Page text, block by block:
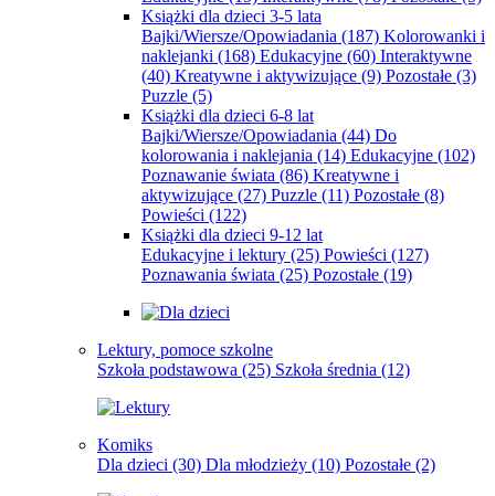
Książki dla dzieci 3-5 lata
Bajki/Wiersze/Opowiadania (187) Kolorowanki i
naklejanki (168) Edukacyjne (60) Interaktywne
(40) Kreatywne i aktywizujące (9) Pozostałe (3)
Puzzle (5)
Książki dla dzieci 6-8 lat
Bajki/Wiersze/Opowiadania (44) Do
kolorowania i naklejania (14) Edukacyjne (102)
Poznawanie świata (86) Kreatywne i
aktywizujące (27) Puzzle (11) Pozostałe (8)
Powieści (122)
Książki dla dzieci 9-12 lat
Edukacyjne i lektury (25) Powieści (127)
Poznawania świata (25) Pozostałe (19)
Lektury, pomoce szkolne
Szkoła podstawowa (25) Szkoła średnia (12)
Komiks
Dla dzieci (30) Dla młodzieży (10) Pozostałe (2)